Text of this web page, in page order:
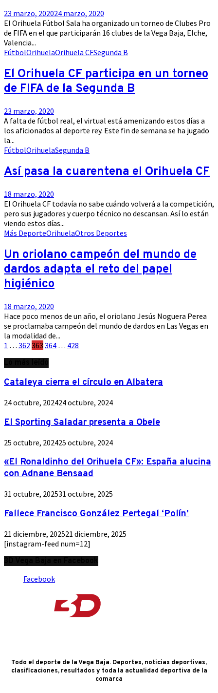
23 marzo, 202024 marzo, 2020
El Orihuela Fútbol Sala ha organizado un torneo de Clubes Pro
de FIFA en el que participarán 16 clubes de la Vega Baja, Elche,
Valencia...
FútbolOrihuelaOrihuela CFSegunda B
El Orihuela CF participa en un torneo
de FIFA de la Segunda B
23 marzo, 2020
A falta de fútbol real, el virtual está amenizando estos días a
los aficionados al deporte rey. Este fin de semana se ha jugado
la...
FútbolOrihuelaSegunda B
Así pasa la cuarentena el Orihuela CF
18 marzo, 2020
El Orihuela CF todavía no sabe cuándo volverá a la competición,
pero sus jugadores y cuerpo técnico no descansan. Así lo están
viendo estos días...
Más DeporteOrihuelaOtros Deportes
Un oriolano campeón del mundo de
dardos adapta el reto del papel
higiénico
18 marzo, 2020
Hace poco menos de un año, el oriolano Jesús Noguera Perea
se proclamaba campeón del mundo de dardos en Las Vegas en
la modalidad de...
Paginación
de
entradas
1 … 362363 364 … 428
Cataleya cierra el círculo en Albatera
24 octubre, 202424 octubre, 2024
El Sporting Saladar presenta a Obele
25 octubre, 202425 octubre, 2024
«El Ronaldinho del Orihuela CF»: España alucina
con Adnane Bensaad
31 octubre, 202531 octubre, 2025
Fallece Francisco González Pertegal ‘Polín’
21 diciembre, 202521 diciembre, 2025
[instagram-feed num=12]
Facebook
Todo el deporte de la Vega Baja. Deportes, noticias deportivas,
clasificaciones, resultados y toda la actualidad deportiva de la
comarca